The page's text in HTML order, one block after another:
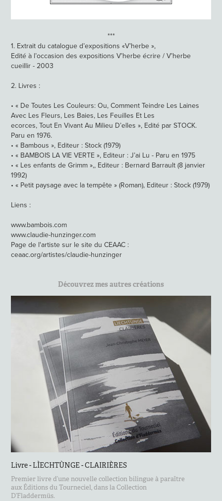
***
1. Extrait du catalogue d’expositions «V’herbe »,
Edité à l’occasion des expositions V’herbe écrire / V’herbe
cueillir - 2003
2. Livres :
• « De Toutes Les Couleurs: Ou, Comment Teindre Les Laines
Avec Les Fleurs, Les Baies, Les Feuilles Et Les
ecorces, Tout En Vivant Au Milieu D’elles », Edité par STOCK.
Paru en 1976.
• « Bambous », Editeur : Stock (1979)
• « BAMBOIS LA VIE VERTE », Editeur : J’ai Lu - Paru en 1975
• « Les enfants de Grimm »,, Editeur : Bernard Barrault (8 janvier
1992)
• « Petit paysage avec la tempête » (Roman), Editeur : Stock (1979)
Liens :
www.bambois.com
www.claudie-hunzinger.com
Page de l'artiste sur le site du CEAAC :
ceaac.org/artistes/claudie-hunzinger
Découvrez mes autres créations
Livre - LÌECHTÙNGE - CLAIRIÈRES
Premier livre d’une nouvelle collection bilingue à paraître
aux Éditions du Tourneciel, dans la Collection
D’Fladdermüs.